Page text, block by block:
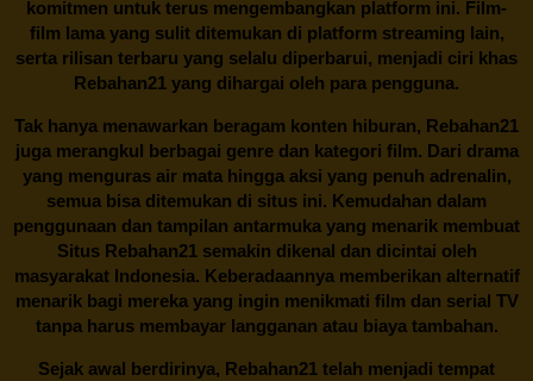
komitmen untuk terus mengembangkan platform ini. Film-
film lama yang sulit ditemukan di platform streaming lain,
serta rilisan terbaru yang selalu diperbarui, menjadi ciri khas
Rebahan21 yang dihargai oleh para pengguna.
Tak hanya menawarkan beragam konten hiburan, Rebahan21
juga merangkul berbagai genre dan kategori film. Dari drama
yang menguras air mata hingga aksi yang penuh adrenalin,
semua bisa ditemukan di situs ini. Kemudahan dalam
penggunaan dan tampilan antarmuka yang menarik membuat
Situs Rebahan21semakin dikenal dan dicintai oleh
masyarakat Indonesia. Keberadaannya memberikan alternatif
menarik bagi mereka yang ingin menikmati film dan serial TV
tanpa harus membayar langganan atau biaya tambahan.
Sejak awal berdirinya, Rebahan21 telah menjadi tempat